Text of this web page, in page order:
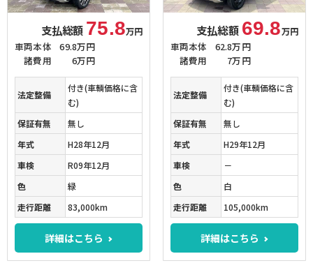
支払総額 75.8万円
車両本体
69.8万円
諸費用
6万円
法定整備
付き(車輌価格に含
む)
保証有無
無し
年式
H28年12月
車検
R09年12月
色
緑
走行距離
83,000km
詳細はこちら
支払総額 69.8万円
車両本体
62.8万円
諸費用
7万円
法定整備
付き(車輌価格に含
む)
保証有無
無し
年式
H29年12月
車検
－
色
白
走行距離
105,000km
詳細はこちら